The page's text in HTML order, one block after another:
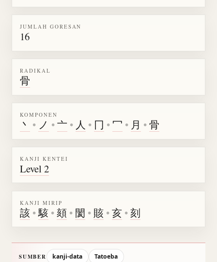
JUMLAH GORESAN
16
RADIKAL
骨
KOMPONEN
丶 • ノ •亠 • 人 • 冂 • 冖 • 月 •骨
KANJI KENTEI
Level 2
KANJI MIRIP
該 •駭 •頦 • 閡 • 賅 •亥 •刻
SUMBER kanji-data
Tatoeba